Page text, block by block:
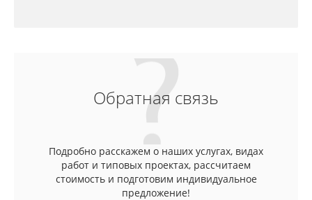
Обратная связь
Подробно расскажем о наших услугах, видах
работ и типовых проектах, рассчитаем
стоимость и подготовим индивидуальное
предложение!